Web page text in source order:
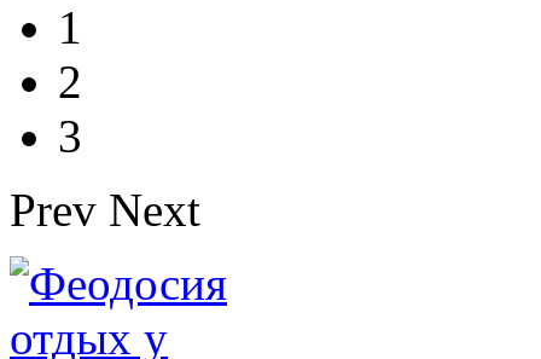
1
2
3
Prev Next